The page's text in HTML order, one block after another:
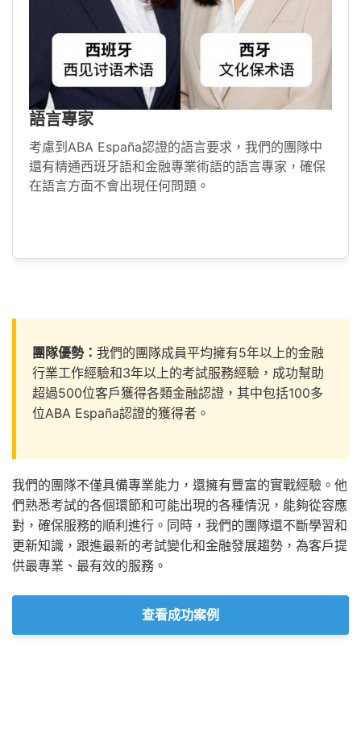
語言專家
考慮到ABA España認證的語言要求，我們的團隊中
還有精通西班牙語和金融專業術語的語言專家，確保
在語言方面不會出現任何問題。
團隊優勢： 我們的團隊成員平均擁有5年以上的金融
行業工作經驗和3年以上的考試服務經驗，成功幫助
超過500位客戶獲得各類金融認證，其中包括100多
位ABA España認證的獲得者。
我們的團隊不僅具備專業能力，還擁有豐富的實戰經驗。他
們熟悉考試的各個環節和可能出現的各種情況，能夠從容應
對，確保服務的順利進行。同時，我們的團隊還不斷學習和
更新知識，跟進最新的考試變化和金融發展趨勢，為客戶提
供最專業、最有效的服務。
查看成功案例